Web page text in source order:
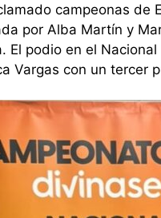
campeonas de
por Alba Martín y
El podio en el
Vargas con un tercer